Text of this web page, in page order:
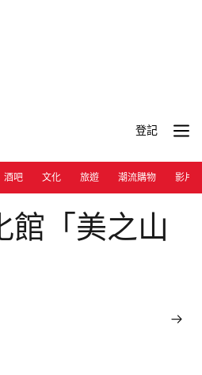
登記
酒吧 文化 旅遊 潮流購物 影片
館「美之山